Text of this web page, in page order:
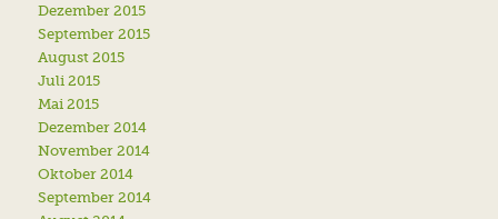
Dezember 2015
September 2015
August 2015
Juli 2015
Mai 2015
Dezember 2014
November 2014
Oktober 2014
September 2014